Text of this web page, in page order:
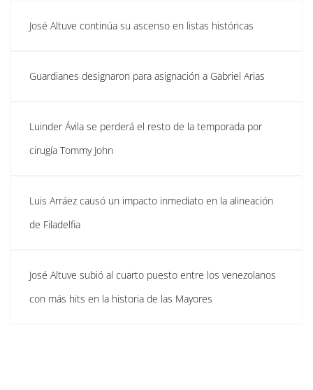
José Altuve continúa su ascenso en listas históricas
Guardianes designaron para asignación a Gabriel Arias
Luinder Ávila se perderá el resto de la temporada por
cirugía Tommy John
Luis Arráez causó un impacto inmediato en la alineación
de Filadelfia
José Altuve subió al cuarto puesto entre los venezolanos
con más hits en la historia de las Mayores